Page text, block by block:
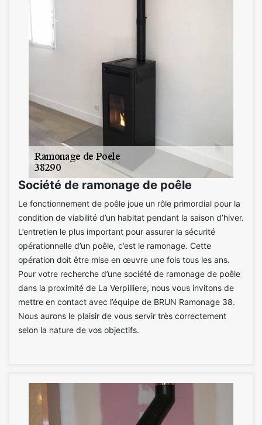
Société de ramonage de poêle
Le fonctionnement de poêle joue un rôle primordial pour la
condition de viabilité d’un habitat pendant la saison d’hiver.
L’entretien le plus important pour assurer la sécurité
opérationnelle d’un poêle, c’est le ramonage. Cette
opération doit être mise en œuvre une fois tous les ans.
Pour votre recherche d’une société de ramonage de poêle
dans la proximité de La Verpilliere, nous vous invitons de
mettre en contact avec l’équipe de BRUN Ramonage 38.
Nous aurons le plaisir de vous servir très correctement
selon la nature de vos objectifs.